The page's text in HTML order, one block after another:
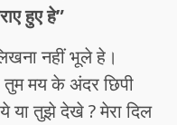
हुए हे”
नहीं भूले हे।
मय के अंदर छिपी
या तुझे देखे ? मेरा दिल